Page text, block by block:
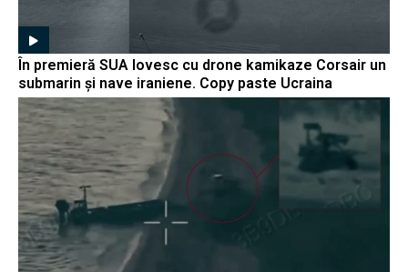
În premieră SUA lovesc cu drone kamikaze Corsair un
submarin și nave iraniene. Copy paste Ucraina